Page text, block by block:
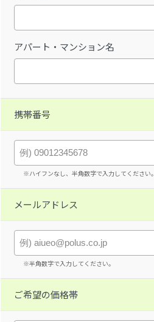
アパート・マンション名
携帯番号
※ハイフンなし、半角数字で入力してください。
メールアドレス
※半角数字で入力してください。
ご希望の価格帯